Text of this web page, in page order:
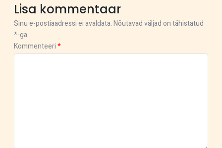
Lisa kommentaar
Sinu e-postiaadressi ei avaldata.Nõutavad väljad on tähistatud
*-ga
Kommenteeri*